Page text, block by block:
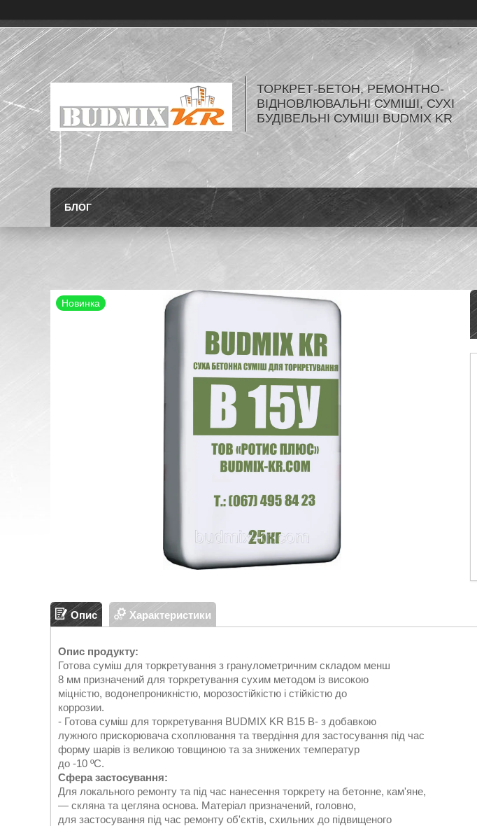
ТОРКРЕТ-БЕТОН, РЕМОНТНО-
ВІДНОВЛЮВАЛЬНІ СУМІШІ, СУХІ
БУДІВЕЛЬНІ СУМІШІ BUDMIX KR
БЛОГ
Новинка
Опис Характеристики
Опис продукту:
Готова суміш для торкретування з гранулометричним складом менш
8 мм призначений для торкретування сухим методом із високою
міцністю, водонепроникністю, морозостійкістю і стійкістю до
коррозии.
- Готова суміш для торкретування BUDMIX KR B15 В- з добавкою
лужного прискорювача схоплювання та твердіння для застосування під час
форму шарів із великою товщиною та за знижених температур
до -10 ºС.
Сфера застосування:
Для локального ремонту та під час нанесення торкрету на бетонне, кам'яне,
— скляна та цегляна основа. Матеріал призначений, головно,
для застосування під час ремонту об'єктів, схильних до підвищеного